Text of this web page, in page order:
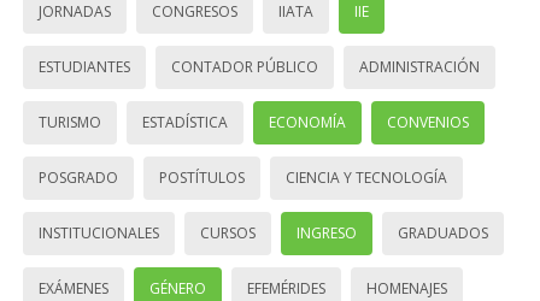
JORNADAS CONGRESOS IIATA IIE
ESTUDIANTES CONTADOR PÚBLICO ADMINISTRACIÓN
TURISMO ESTADÍSTICA ECONOMÍA CONVENIOS
POSGRADO POSTÍTULOS CIENCIA Y TECNOLOGÍA
INSTITUCIONALES CURSOS INGRESO GRADUADOS
EXÁMENES GÉNERO EFEMÉRIDES HOMENAJES